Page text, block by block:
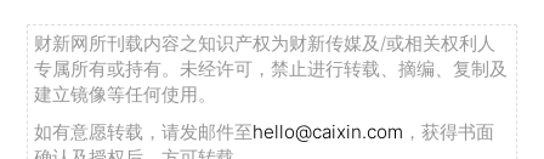
财新网所刊载内容之知识产权为财新传媒及/或相关权利人
专属所有或持有。未经许可，禁止进行转载、摘编、复制及
建立镜像等任何使用。
如有意愿转载，请发邮件至hello@caixin.com ，获得书面